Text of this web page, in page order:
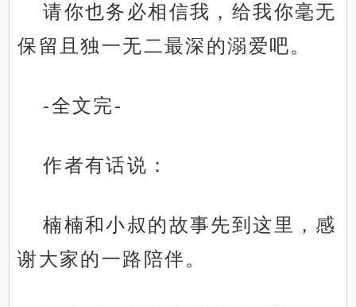
请你也务必相信我，给我你毫无
保留且独一无二最深的溺爱吧。
-全文完-
作者有话说：
楠楠和小叔的故事先到这里，感
谢大家的一路陪伴。